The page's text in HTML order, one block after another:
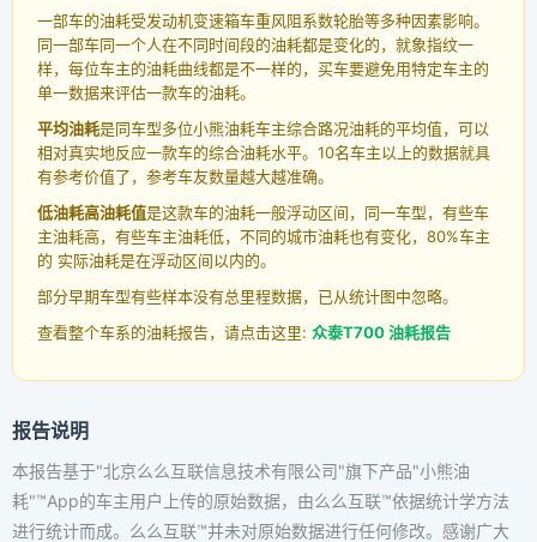
一部车的油耗受发动机变速箱车重风阻系数轮胎等多种因素影响。
同一部车同一个人在不同时间段的油耗都是变化的，就象指纹一
样，每位车主的油耗曲线都是不一样的，买车要避免用特定车主的
单一数据来评估一款车的油耗。
平均油耗是同车型多位小熊油耗车主综合路况油耗的平均值，可以
相对真实地反应一款车的综合油耗水平。10名车主以上的数据就具
有参考价值了，参考车友数量越大越准确。
低油耗高油耗值是这款车的油耗一般浮动区间，同一车型，有些车
主油耗高，有些车主油耗低，不同的城市油耗也有变化，80%车主
的 实际油耗是在浮动区间以内的。
部分早期车型有些样本没有总里程数据，已从统计图中忽略。
查看整个车系的油耗报告，请点击这里: 众泰T700 油耗报告
报告说明
本报告基于"北京么么互联信息技术有限公司"旗下产品"小熊油
耗"™App的车主用户上传的原始数据，由么么互联™依据统计学方法
进行统计而成。么么互联™并未对原始数据进行任何修改。感谢广大